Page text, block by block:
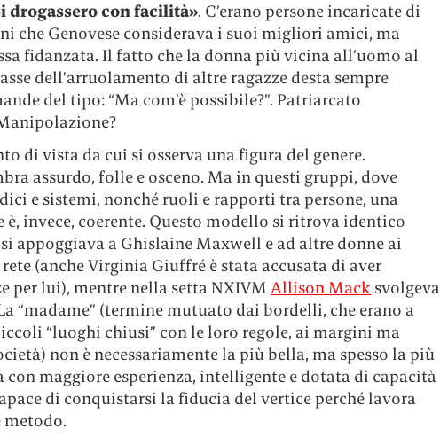
drogassero con facilità». C’erano persone incaricate di
che Genovese considerava i suoi migliori amici, ma
fidanzata. Il fatto che la donna più vicina all’uomo al
dell’arruolamento di altre ragazze desta sempre
del tipo: “Ma com’è possibile?”. Patriarcato
di vista da cui si osserva una figura del genere.
assurdo, folle e osceno. Ma in questi gruppi, dove
e sistemi, nonché ruoli e rapporti tra persone, una
è, invece, coerente. Questo modello si ritrova identico
appoggiava a Ghislaine Maxwell e ad altre donne ai
(anche Virginia Giuffré è stata accusata di aver
per lui), mentre nella setta NXIVMAllison Mack svolgeva
“madame” (termine mutuato dai bordelli, che erano a
“luoghi chiusi” con le loro regole, ai margini ma
non è necessariamente la più bella, ma spesso la più
con maggiore esperienza, intelligente e dotata di capacità
di conquistarsi la fiducia del vertice perché lavora
metodo.